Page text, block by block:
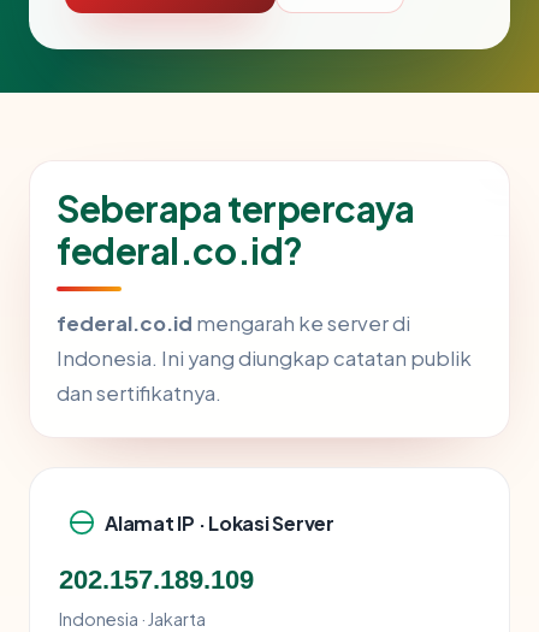
Seberapa terpercaya
federal.co.id?
federal.co.id mengarah ke server di
Indonesia. Ini yang diungkap catatan publik
dan sertifikatnya.
Alamat IP · Lokasi Server
202.157.189.109
Indonesia · Jakarta